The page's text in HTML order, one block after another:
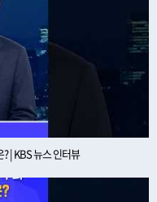
| KBS 뉴스 인터뷰